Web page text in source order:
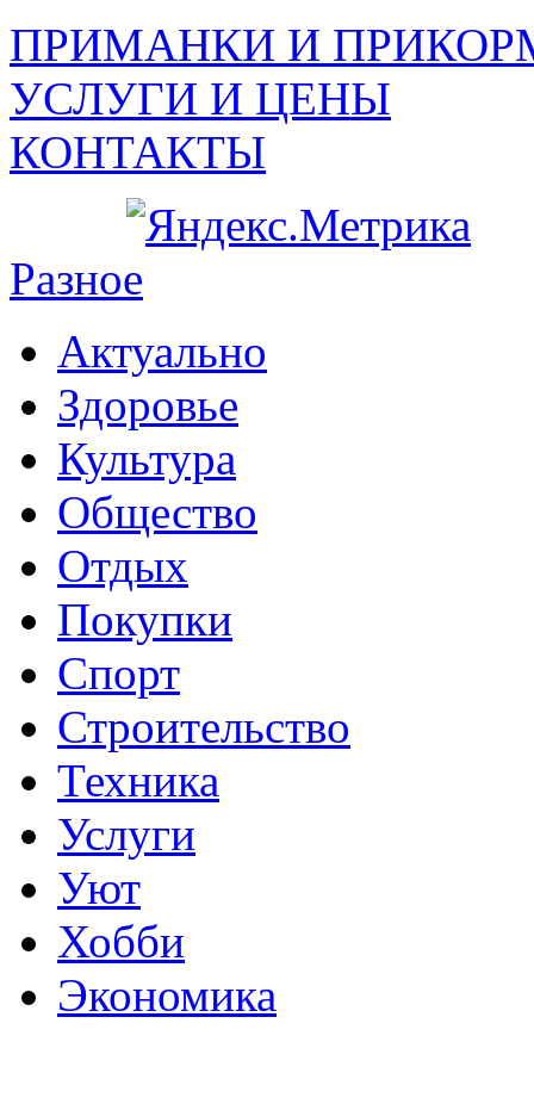
ПРИМАНКИ И
УСЛУГИ И ЦЕНЫ
КОНТАКТЫ
Разное
Актуально
Здоровье
Культура
Общество
Отдых
Покупки
Спорт
Строительство
Техника
Услуги
Уют
Хобби
Экономика